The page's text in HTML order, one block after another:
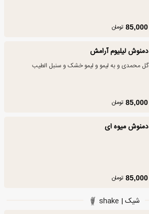
85,000 تومان
دمنوش لیلیوم آرامش
گل محمدی و به لیمو و لیمو خشک و سنبل الطیب
85,000 تومان
دمنوش میوه ای
85,000 تومان
شیک | shake